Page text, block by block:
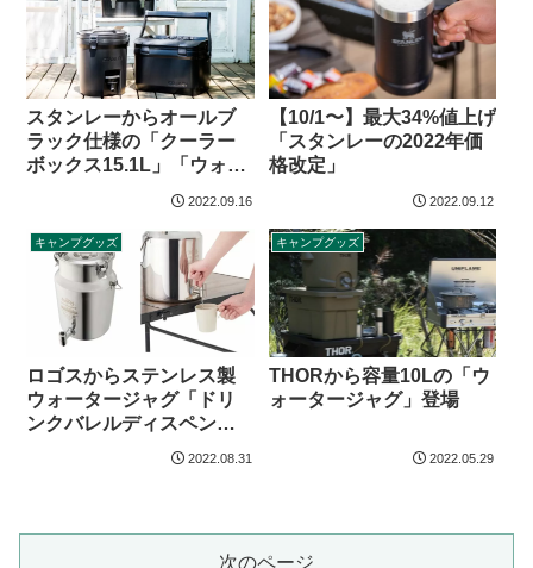
スタンレーからオールブ
ラック仕様の「クーラー
ボックス15.1L」「ウォー
2022.09.16
【10/1〜】最大34%値上げ
「スタンレーの2022年価
格改定」
2022.09.12
キャンプグッズ
ロゴスからステンレス製
ウォータージャグ「ドリ
ンクバレルディスペンサ
2022.08.31
キャンプグッズ
THORから容量10Lの「ウ
ォータージャグ」登場
2022.05.29
次のページ